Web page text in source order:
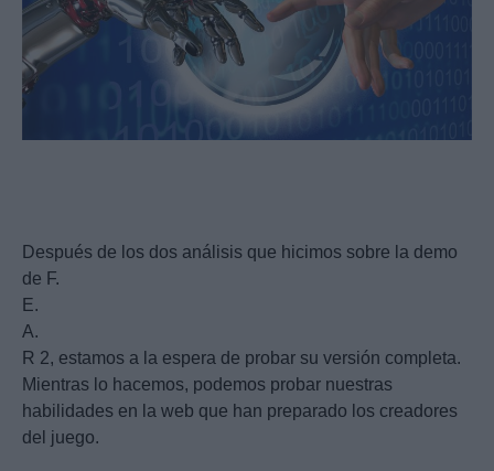
Después de los dos análisis que hicimos sobre la demo
de F.
E.
A.
R 2, estamos a la espera de probar su versión completa.
Mientras lo hacemos, podemos probar nuestras
habilidades en la web que han preparado los creadores
del juego.